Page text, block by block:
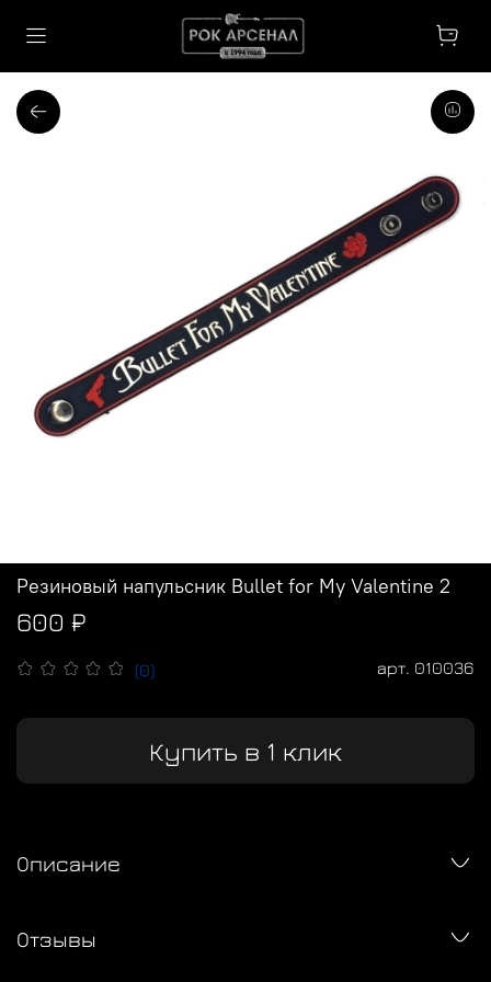
(0) арт. 010036
Резиновый напульсник Bullet for My Valentine 2
600 ₽
Купить в 1 клик
Описание
Отзывы